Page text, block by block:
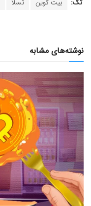
تگ: بیت کوین تسلا
نوشته‌های مشابه